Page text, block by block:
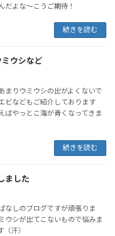
だよな～こうご期待！
続きを読む
ウシなど
まりウミウシの出がよくないで
ビなどもご紹介しております
ばやっとこ海が青くなってきま
続きを読む
ました
なしのブログですが頑張りま
ウシが出てこないもので悩みま
（汗）